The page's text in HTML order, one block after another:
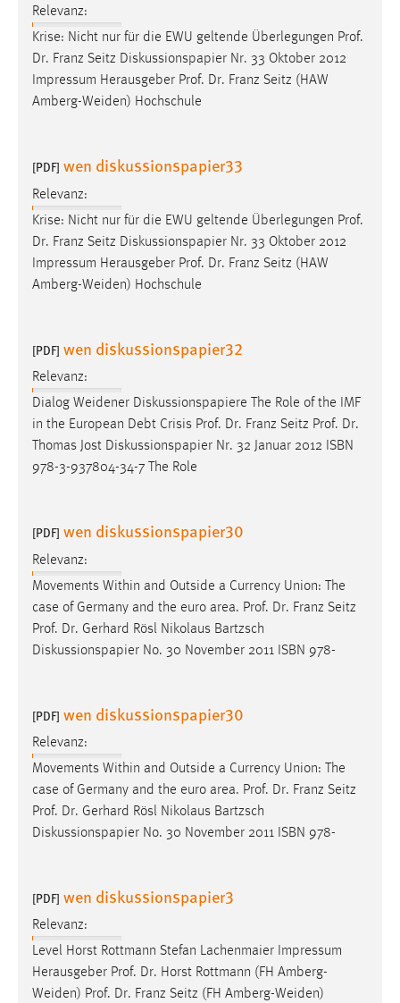
Relevanz:
Krise: Nicht nur für die EWU geltende Überlegungen Prof.
Dr. Franz Seitz Diskussionspapier Nr. 33 Oktober 2012
Impressum Herausgeber Prof. Dr. Franz Seitz (HAW
Amberg-Weiden) Hochschule
[PDF] wen diskussionspapier33
Relevanz:
Krise: Nicht nur für die EWU geltende Überlegungen Prof.
Dr. Franz Seitz Diskussionspapier Nr. 33 Oktober 2012
Impressum Herausgeber Prof. Dr. Franz Seitz (HAW
Amberg-Weiden) Hochschule
[PDF] wen diskussionspapier32
Relevanz:
Dialog Weidener Diskussionspapiere The Role of the IMF
in the European Debt Crisis Prof. Dr. Franz Seitz Prof. Dr.
Thomas Jost Diskussionspapier Nr. 32 Januar 2012 ISBN
978-3-937804-34-7 The Role
[PDF] wen diskussionspapier30
Relevanz:
Movements Within and Outside a Currency Union: The
case of Germany and the euro area. Prof. Dr. Franz Seitz
Prof. Dr. Gerhard Rösl Nikolaus Bartzsch
Diskussionspapier No. 30 November 2011 ISBN 978-
[PDF] wen diskussionspapier30
Relevanz:
Movements Within and Outside a Currency Union: The
case of Germany and the euro area. Prof. Dr. Franz Seitz
Prof. Dr. Gerhard Rösl Nikolaus Bartzsch
Diskussionspapier No. 30 November 2011 ISBN 978-
[PDF] wen diskussionspapier3
Relevanz:
Level Horst Rottmann Stefan Lachenmaier Impressum
Herausgeber Prof. Dr. Horst Rottmann (FH Amberg-
Weiden) Prof. Dr. Franz Seitz (FH Amberg-Weiden)